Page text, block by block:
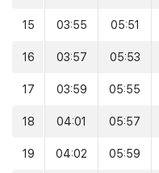
15 03:55 05:51
16 03:57 05:53
17 03:59 05:55
18 04:01 05:57
19 04:02 05:59